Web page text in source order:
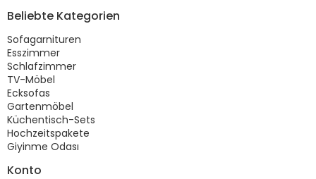
Beliebte Kategorien
Sofagarnituren
Esszimmer
Schlafzimmer
TV-Möbel
Ecksofas
Gartenmöbel
Küchentisch-Sets
Hochzeitspakete
Giyinme Odası
Konto